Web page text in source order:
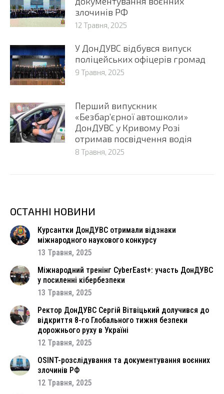
злочинів РФ
12 Травня, 2025
У ДонДУВС відбувся випуск
поліцейських офіцерів громад
9 Травня, 2025
Перший випускник
«Безбар’єрної автошколи»
ДонДУВС у Кривому Розі
отримав посвідчення водія
8 Травня, 2025
ОСТАННІ НОВИНИ
Курсантки ДонДУВС отримали відзнаки
міжнародного наукового конкурсу
13 Травня, 2025
Міжнародний тренінг CyberEast+: участь ДонДУВС
у посиленні кібербезпеки
13 Травня, 2025
Ректор ДонДУВС Сергій Вітвіцький долучився до
відкриття 8-го Глобального тижня безпеки
дорожнього руху в Україні
12 Травня, 2025
OSINT-розслідування та документування воєнних
злочинів РФ
12 Травня, 2025